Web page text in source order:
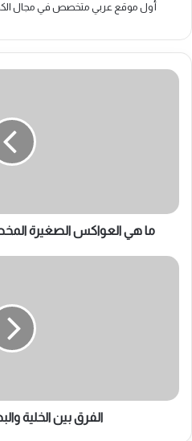
أول موقع عربي متخصص في مجال
ما
ما هي العواكس الصغيرة
الفرق
الفرق بين الخلية